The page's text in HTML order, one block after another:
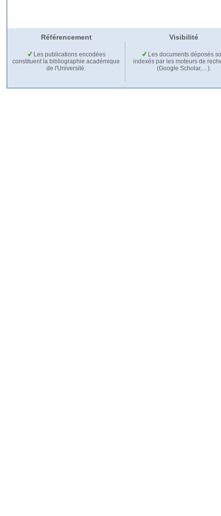
Référencement Visibilité
Les publications encodées
constituent la bibliographie académique
de l'Université.
Les documents déposés
indexés par les moteurs de
(Google Scholar,…).